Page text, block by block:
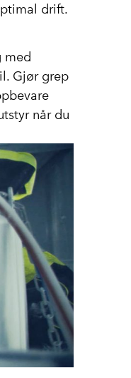
drift.
med
Gjør grep
når du